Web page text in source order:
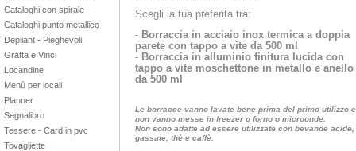
Cataloghi con spirale
Cataloghi punto metallico
Depliant - Pieghevoli
Gratta e Vinci
Locandine
Menù per locali
Planner
Segnalibro
Tessere - Card in pvc
Tovagliette
Scegli la tua preferita tra:
- Borraccia in acciaio inox termica a doppia
parete con tappo a vite da 500 ml
- Borraccia in alluminio finitura lucida con
tappo a vite moschettone in metallo e anello
da 500 ml
Le borracce vanno lavate bene prima del primo utilizzo e
non vanno messe in freezer o forno o microonde.
Non sono adatte ad essere utilizzate con bevande acide,
gassate, thè e caffè.